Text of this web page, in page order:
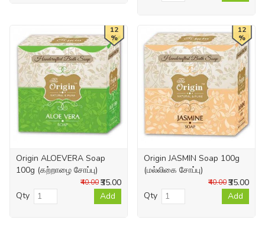
12
%
Origin ALOEVERA Soap
100g (கற்றாழை சோப்பு)
₹35.00
₹40.00
Qty Add
12
%
Origin JASMIN Soap 100g
(மல்லிகை சோப்பு)
₹35.00
₹40.00
Qty Add